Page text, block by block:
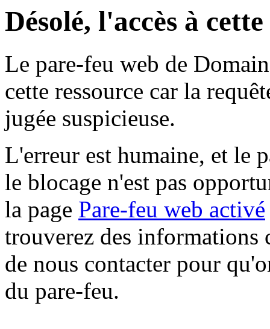
Désolé, l'accès à
Le pare-feu web de
cette ressource car la
jugée suspicieuse.
L'erreur est humaine, et le
le blocage n'est pas
la page Pare-feu web activé
trouverez des informations
de nous contacter pour
du pare-feu.